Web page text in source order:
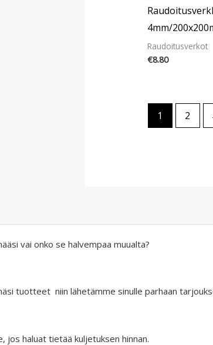
4mm/
Raudoitusverkot
€8.80
1 2
vai onko se halvempaa muualta?
tuotteet niin lähetämme sinulle parhaan
jos haluat tietää kuljetuksen hinnan.